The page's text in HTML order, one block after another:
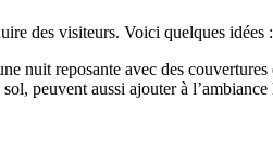
des visiteurs. Voici quelques idées :
nuit reposante avec des
peuvent aussi ajouter à